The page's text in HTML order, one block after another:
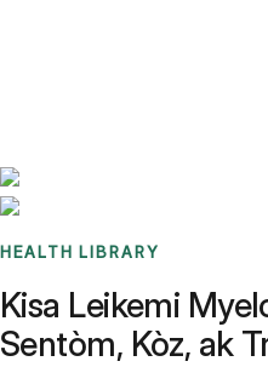
HEALTH LIBRARY
Kisa Leikemi
Sentòm, Kòz, ak